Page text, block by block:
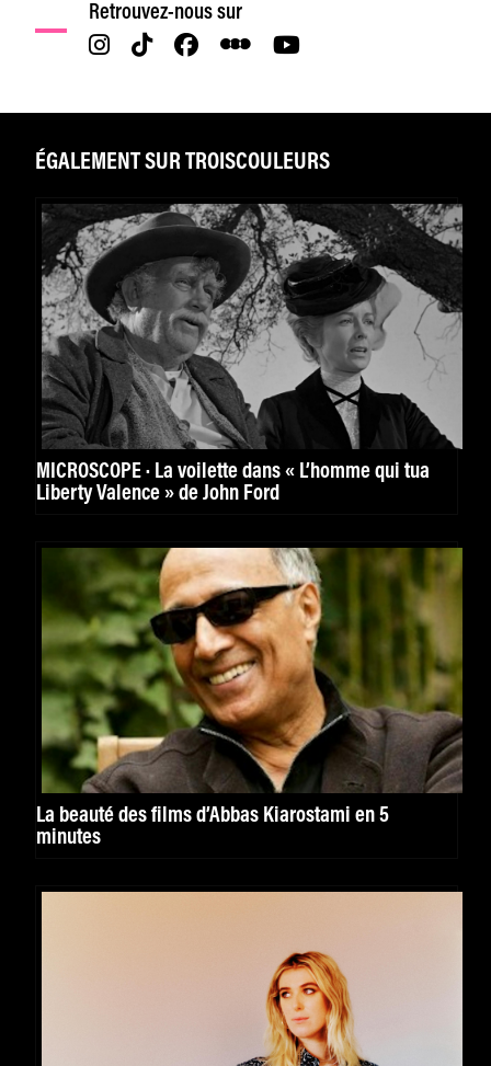
Retrouvez-nous sur
ÉGALEMENT SUR TROISCOULEURS
MICROSCOPE · La voilette dans « L’homme qui tua
Liberty Valence » de John Ford
La beauté des films d’Abbas Kiarostami en 5
minutes